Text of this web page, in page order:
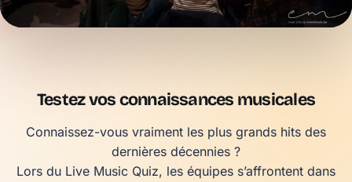
Testez vos connaissances musicales
Connaissez-vous vraiment les plus grands hits des
dernières décennies ?
Lors du Live Music Quiz, les équipes s’affrontent dans